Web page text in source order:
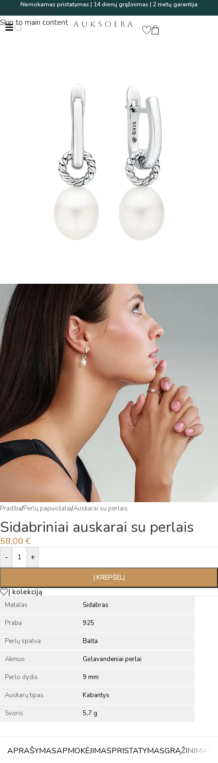
Skip to navigation
Skip to main content
Nemokamas pristatymas | 14 dienų grąžinimas | 2 metų garantija
AUKSOERA
Pradžia/Perlų papuošalai/Auskarai su perlais
Sidabriniai auskarai su perlais
58,00 €
- +
Į KREPŠELĮ
Alternative:
Į kolekciją
Metalas Sidabras
Praba 925
Perlų spalva Balta
Akmuo Gėlavandeniai perlai
Perlo dydis 9 mm
Auskarų tipas Kabantys
Svoris 5,7 g
APRAŠYMASAPMOKĖJIMASPRISTATYMASGRĄŽINIMAS